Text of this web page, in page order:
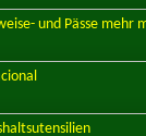
und Pässe mehr